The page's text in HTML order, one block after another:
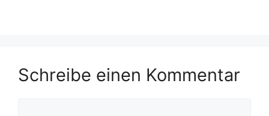
Schreibe einen Kommentar